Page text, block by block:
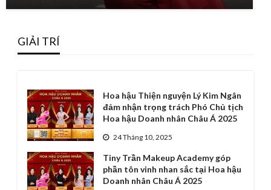
GIẢI TRÍ
Hoa hậu Thiện nguyện Lý Kim Ngân
đảm nhận trọng trách Phó Chủ tịch
Hoa hậu Doanh nhân Châu Á 2025
24 Tháng 10, 2025
Tiny Trần Makeup Academy góp
phần tôn vinh nhan sắc tại Hoa hậu
Doanh nhân Châu Á 2025